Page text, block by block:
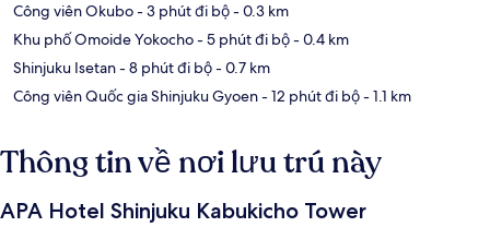
Công viên Okubo- 3 phút đi bộ- 0.3 km
Khu phố Omoide Yokocho- 5 phút đi bộ- 0.4 km
Shinjuku Isetan- 8 phút đi bộ- 0.7 km
Công viên Quốc gia Shinjuku Gyoen- 12 phút đi bộ- 1.1 km
Thông tin về nơi lưu trú này
APA Hotel Shinjuku Kabukicho Tower